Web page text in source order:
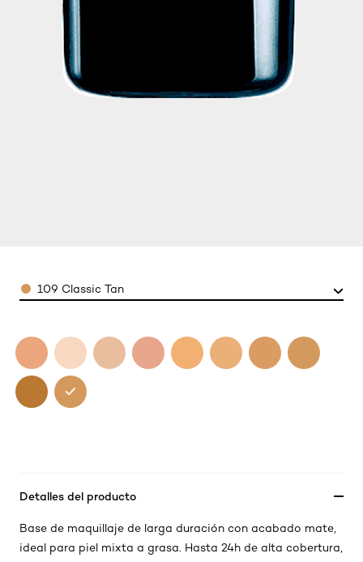
Color109 Classic Tan
Detalles del producto
Base de maquillaje de larga duración con acabado mate,
ideal para piel mixta a grasa. Hasta 24h de alta cobertura,